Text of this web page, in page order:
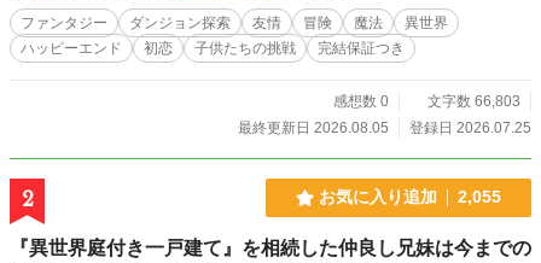
い街なみが見える。なんと！ ジブンの家ができたばかりのダンジョン、そのテ
ッペンにある。未知なる迷宮を前に、ユウヒのシーカー魂に火がつく。地上へと
もどる道をさがすべく、姉のアサハや、うまれたばかりのドラゴンの赤ちゃんと
ファンタジー ダンジョン探索 友情 冒険 魔法
異世界
ハッピーエンド
初恋 子供たちの挑戦 完結保証つき
感想数 0
文字数 66,803
最終更新日 2026.08.05
登録日 2026.07.25
2 お気に入り追加 2,055
『異世界庭付き一戸建て』を相続した仲良し兄妹は今までの